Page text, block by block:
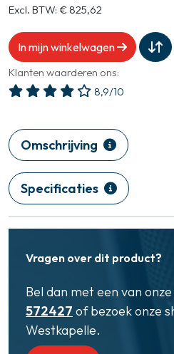
Excl. BTW: € 825,62
In mijn winkelwagen
Klanten waarderen ons:
8,9/10
Omschrijving
Specificaties
Vragen over dit product?
Bel dan met een van
572427 of bezoek onze
Westkapelle.